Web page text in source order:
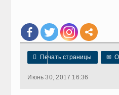
 Печать страницы ✉
Июнь 30, 2017 16:36